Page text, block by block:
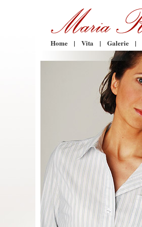
Home | Vita | Galerie |